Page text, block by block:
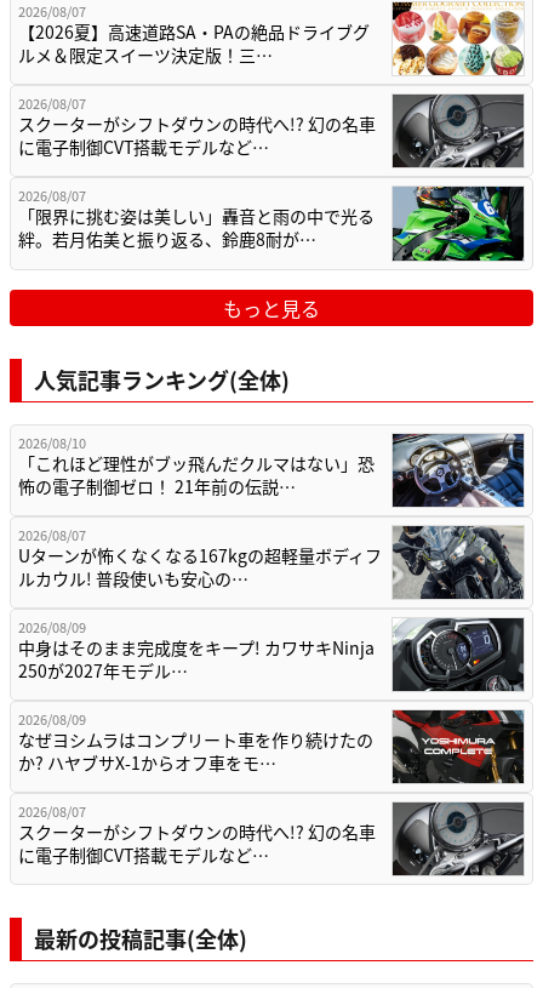
2026/08/07
【2026夏】高速道路SA・PAの絶品ドライブグ
ルメ＆限定スイーツ決定版！三…
2026/08/07
スクーターがシフトダウンの時代へ!? 幻の名車
に電子制御CVT搭載モデルなど…
2026/08/07
「限界に挑む姿は美しい」轟音と雨の中で光る
絆。若月佑美と振り返る、鈴鹿8耐が…
もっと見る
人気記事ランキング(全体)
2026/08/10
「これほど理性がブッ飛んだクルマはない」恐
怖の電子制御ゼロ！ 21年前の伝説…
2026/08/07
Uターンが怖くなくなる167kgの超軽量ボディフ
ルカウル! 普段使いも安心の…
2026/08/09
中身はそのまま完成度をキープ! カワサキNinja
250が2027年モデル…
2026/08/09
なぜヨシムラはコンプリート車を作り続けたの
か? ハヤブサX-1からオフ車をモ…
2026/08/07
スクーターがシフトダウンの時代へ!? 幻の名車
に電子制御CVT搭載モデルなど…
最新の投稿記事(全体)